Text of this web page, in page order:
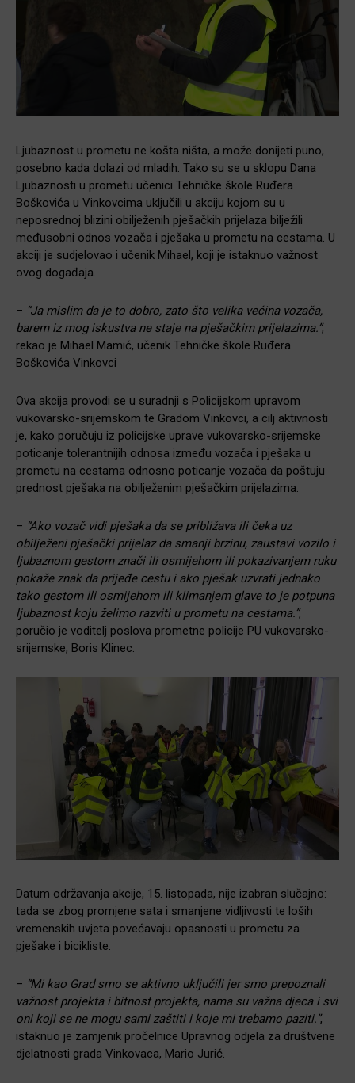
Ljubaznost u prometu ne košta ništa, a može donijeti puno,
posebno kada dolazi od mladih. Tako su se u sklopu Dana
Ljubaznosti u prometu učenici Tehničke škole Ruđera
Boškovića u Vinkovcima uključili u akciju kojom su u
neposrednoj blizini obilježenih pješačkih prijelaza bilježili
međusobni odnos vozača i pješaka u prometu na cestama. U
akciji je sudjelovao i učenik Mihael, koji je istaknuo važnost
ovog događaja.
– “Ja mislim da je to dobro, zato što velika većina vozača,
barem iz mog iskustva ne staje na pješačkim prijelazima.”,
rekao je Mihael Mamić, učenik Tehničke škole Ruđera
Boškovića Vinkovci
Ova akcija provodi se u suradnji s Policijskom upravom
vukovarsko-srijemskom te Gradom Vinkovci, a cilj aktivnosti
je, kako poručuju iz policijske uprave vukovarsko-srijemske
poticanje tolerantnijih odnosa između vozača i pješaka u
prometu na cestama odnosno poticanje vozača da poštuju
prednost pješaka na obilježenim pješačkim prijelazima.
– “Ako vozač vidi pješaka da se približava ili čeka uz
obilježeni pješački prijelaz da smanji brzinu, zaustavi vozilo i
ljubaznom gestom znači ili osmijehom ili pokazivanjem ruku
pokaže znak da prijeđe cestu i ako pješak uzvrati jednako
tako gestom ili osmijehom ili klimanjem glave to je potpuna
ljubaznost koju želimo razviti u prometu na cestama.”,
poručio je voditelj poslova prometne policije PU vukovarsko-
srijemske, Boris Klinec.
Datum održavanja akcije, 15. listopada, nije izabran slučajno:
tada se zbog promjene sata i smanjene vidljivosti te loših
vremenskih uvjeta povećavaju opasnosti u prometu za
pješake i bicikliste.
– “Mi kao Grad smo se aktivno uključili jer smo prepoznali
važnost projekta i bitnost projekta, nama su važna djeca i svi
oni koji se ne mogu sami zaštiti i koje mi trebamo paziti.”,
istaknuo je zamjenik pročelnice Upravnog odjela za društvene
djelatnosti grada Vinkovaca, Mario Jurić.